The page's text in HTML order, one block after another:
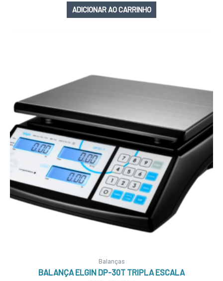
ADICIONAR AO CARRINHO
Balanças
BALANÇA ELGIN DP-30T TRIPLA ESCALA